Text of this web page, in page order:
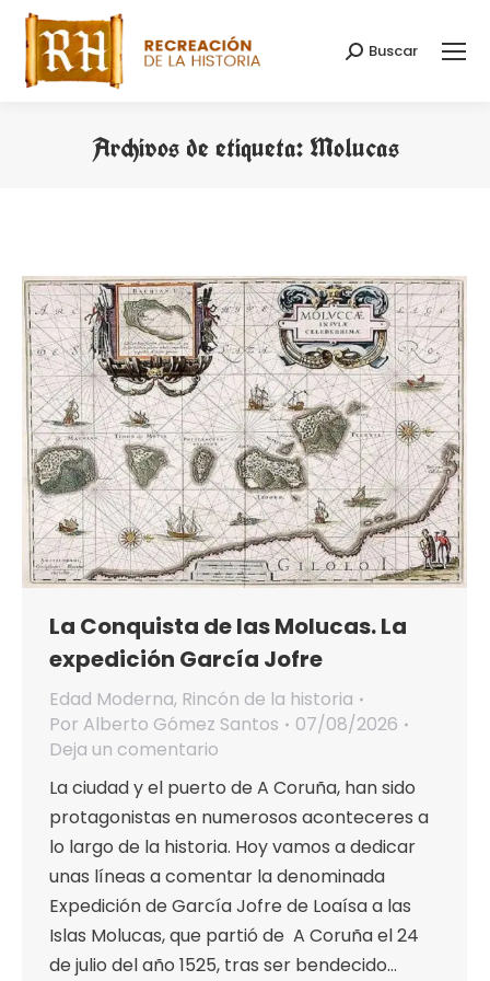
Buscar:
Buscar
Archivos de etiqueta: Molucas
La Conquista de las Molucas. La
expedición García Jofre
Edad Moderna, Rincón de la historia
Por Alberto Gómez Santos
07/08/2026
Deja un comentario
La ciudad y el puerto de A Coruña, han sido
protagonistas en numerosos aconteceres a
lo largo de la historia. Hoy vamos a dedicar
unas líneas a comentar la denominada
Expedición de García Jofre de Loaísa a las
Islas Molucas, que partió de A Coruña el 24
de julio del año 1525, tras ser bendecido…